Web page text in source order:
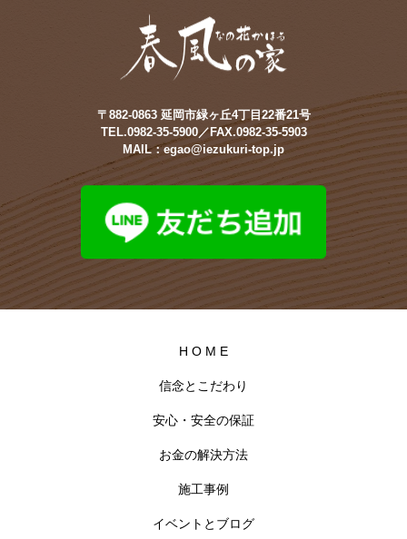
〒882-0863 延岡市緑ヶ丘4丁目22番21号
TEL.0982-35-5900／FAX.0982-35-5903
MAIL：egao@iezukuri-top.jp
H O M E
信念とこだわり
安心・安全の保証
お金の解決方法
施工事例
イベントとブログ